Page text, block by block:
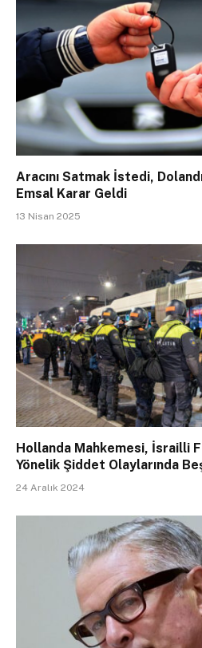
Aracını Satmak İstedi,
Emsal Karar Geldi
13 Nisan 2025
Hollanda Mahkemesi, İsrailli
Yönelik Şiddet Olaylarında
24 Aralık 2024